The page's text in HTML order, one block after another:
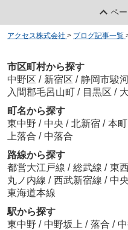
ペ
アクセス株式会社 > ブログ記事一覧
市区町村から探す
中野区 / 新宿区 / 静岡市駿
入間郡毛呂山町 / 目黒区 /
町名から探す
東中野 / 中央 / 北新宿 / 本町
上落合 / 中落合
路線から探す
都営大江戸線 / 総武線 / 東
丸ノ内線 / 西武新宿線 / 中
東海道本線
駅から探す
東中野 / 中野坂上 / 落合 /